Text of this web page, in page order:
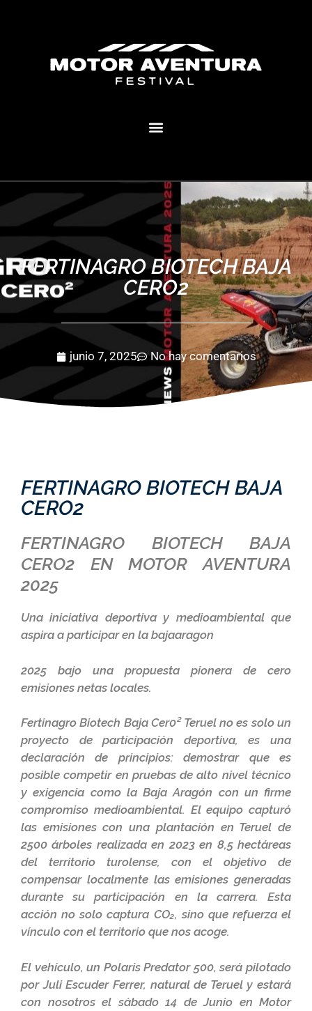
FERTINAGRO BIOTECH BAJA
CERO2
junio 7, 2025 No hay comentarios
FERTINAGRO BIOTECH BAJA
CERO2
FERTINAGRO BIOTECH BAJA
CERO2 EN MOTOR AVENTURA
2025
Una iniciativa deportiva y medioambiental que
aspira a participar en la bajaaragon
2025 bajo una propuesta pionera de cero
emisiones netas locales.
Fertinagro Biotech Baja Cer0² Teruel no es solo un
proyecto de participación deportiva, es una
declaración de principios: demostrar que es
posible competir en pruebas de alto nivel técnico
y exigencia como la Baja Aragón con un firme
compromiso medioambiental. El equipo capturó
las emisiones con una plantación en Teruel de
2500 árboles realizada en 2023 en 8,5 hectáreas
del territorio turolense, con el objetivo de
compensar localmente las emisiones generadas
durante su participación en la carrera. Esta
acción no solo captura CO₂, sino que refuerza el
vínculo con el territorio que nos acoge.
El vehículo, un Polaris Predator 500, será pilotado
por Juli Escuder Ferrer, natural de Teruel y estará
con nosotros el sábado 14 de Junio en Motor